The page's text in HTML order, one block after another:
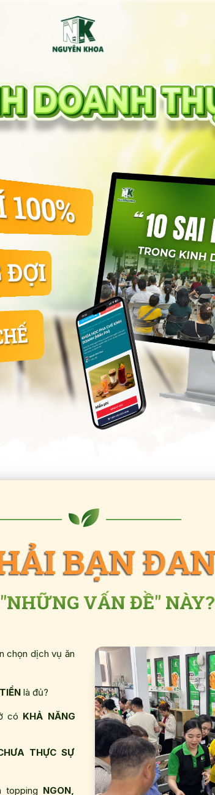
BẠN
VẤN ĐỀ" NÀY?
ĐẦU TỪ ĐÂU.
chọn dịch vụ ăn
là đủ?
có KHẢ NĂNG
THỰC SỰ
topping NGON,
BẠN
VẤN ĐỀ" NÀY?